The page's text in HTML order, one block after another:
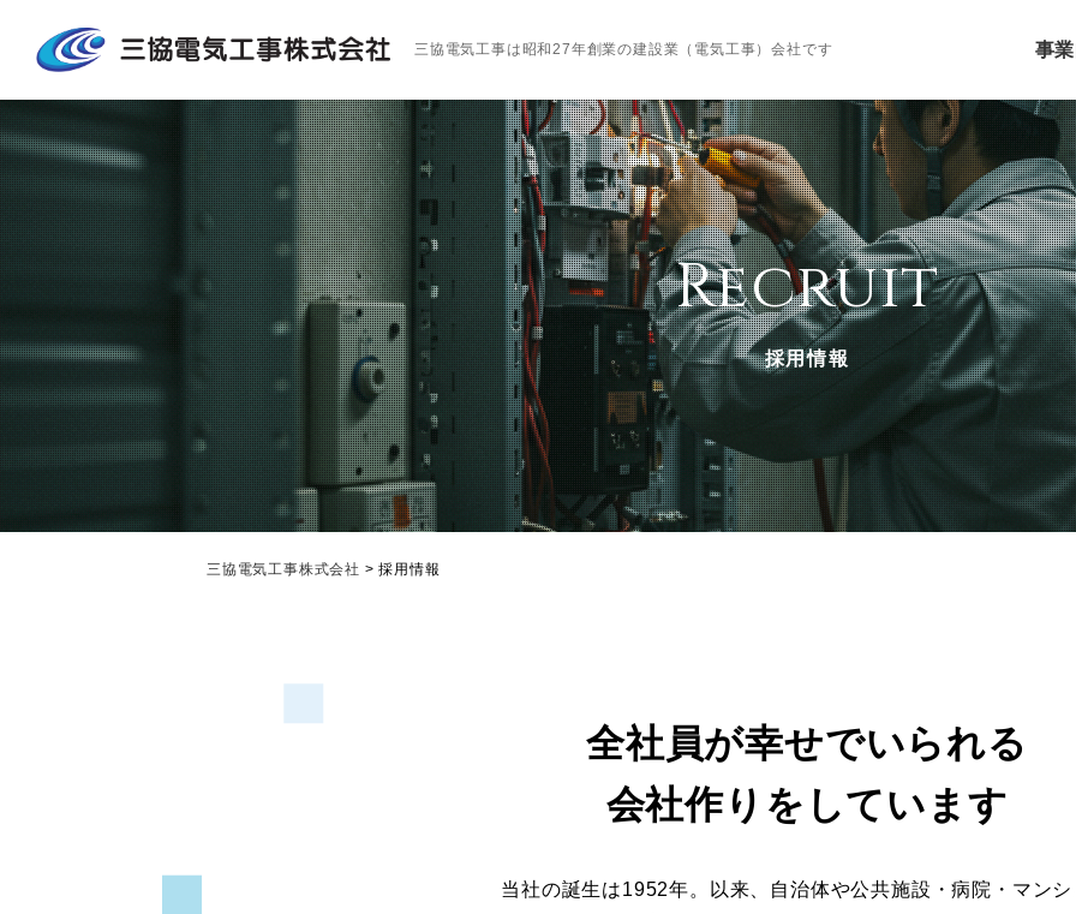
三協電気工事は昭和27年創業の建設業（電気工事）会社です 事
Recruit
採用情報
三協電気工事株式会社 >採用情報
全社員が幸せでいられる
会社作りをしています
当社の誕生は1952年。以来、自治体や公共施設・病院・マンシ